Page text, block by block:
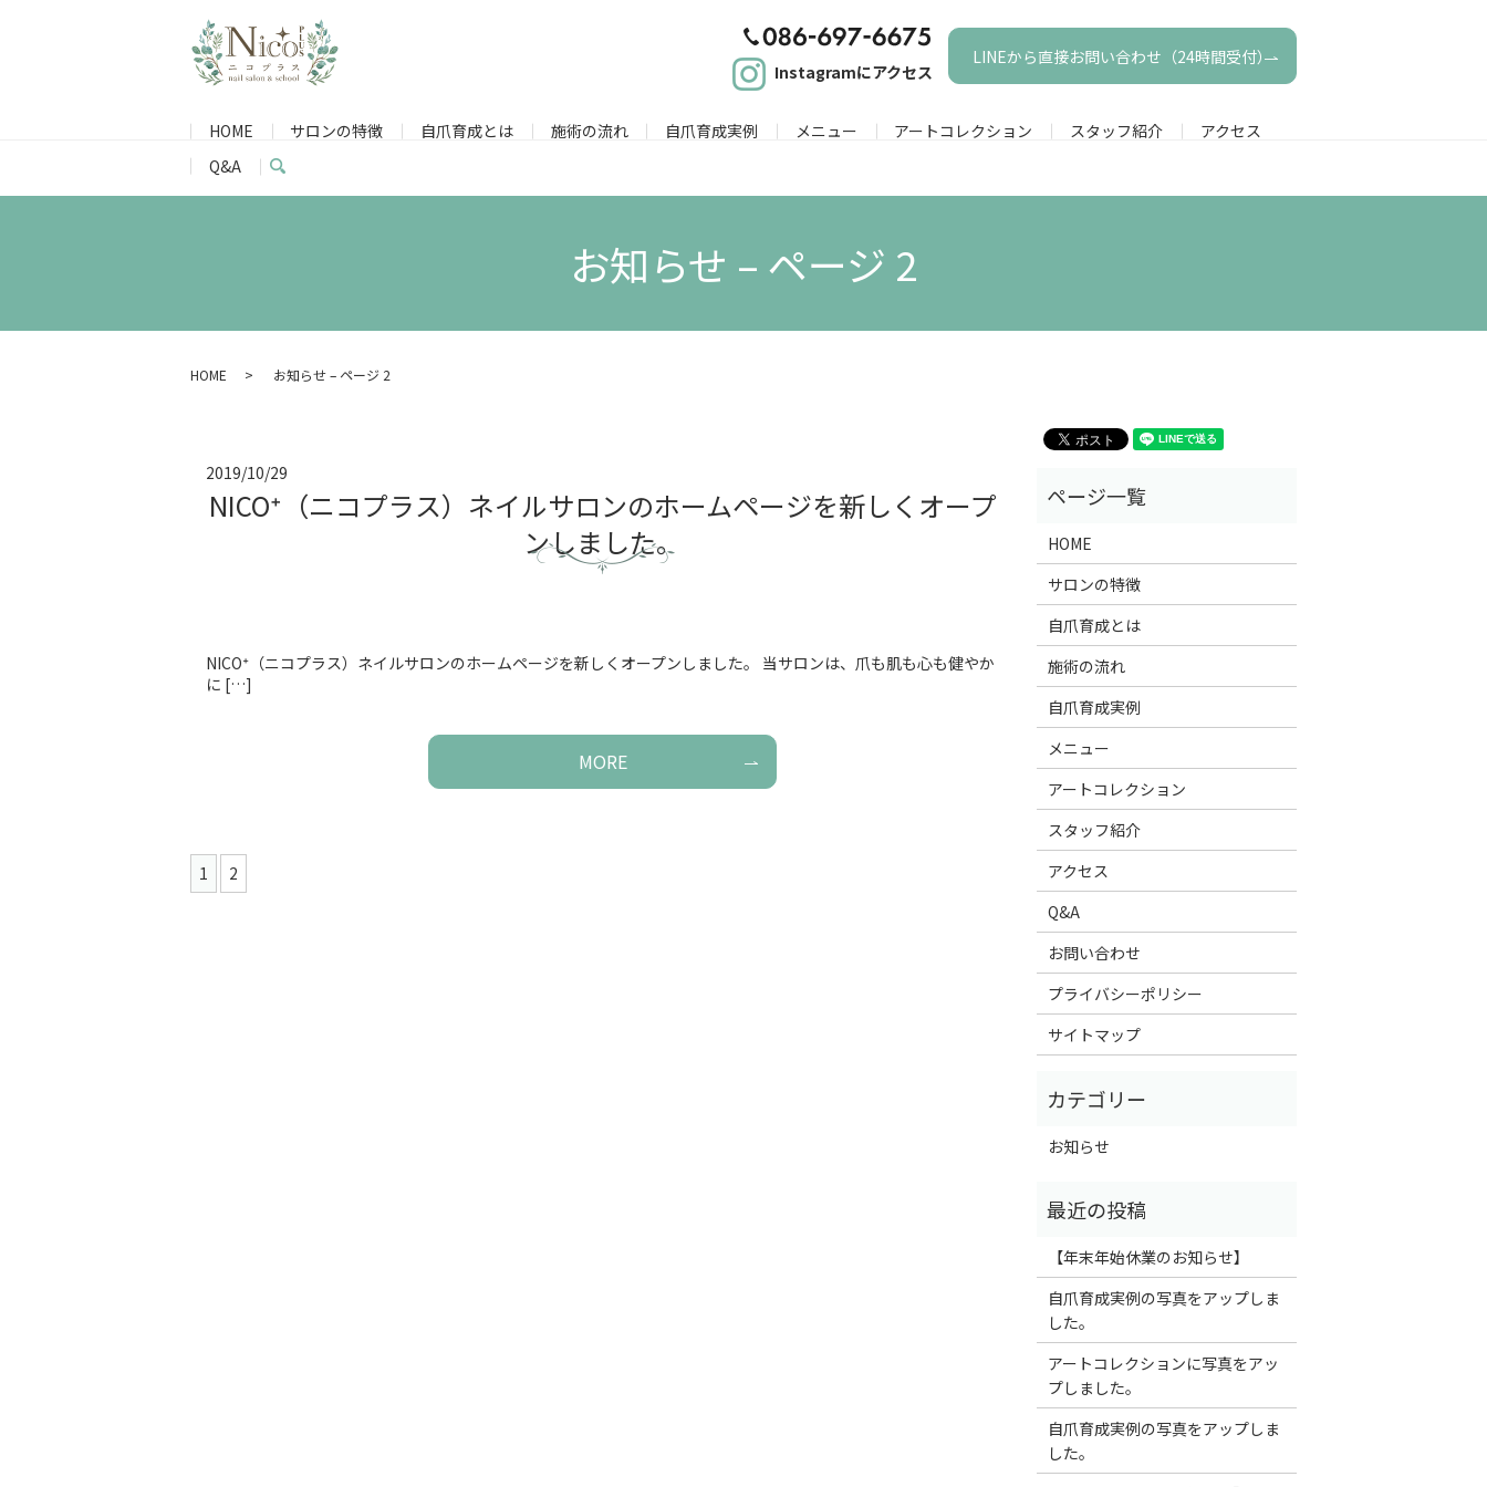
HOME サロンの特徴 自爪育成とは 施術の流れ 自爪育成実例 メニュー アートコレクション スタッフ紹介
アクセス
Q&A
search
Instagramにアクセス
LINEから直接お問い合わせ（24時間受付）
お知らせ – ページ 2
HOME お知らせ – ページ 2
2019/10/29
NICO⁺（ニコプラス）ネイルサロンのホームページを新しくオープ
ンしました。
NICO⁺（ニコプラス）ネイルサロンのホームページを新しくオープンしました。 当サロンは、爪も肌も心も健やか
に […]
MORE
1 2
HOME
サロンの特徴
自爪育成とは
施術の流れ
自爪育成実例
メニュー
アートコレクション
スタッフ紹介
アクセス
Q&A
お問い合わせ
プライバシーポリシー
サイトマップ
お知らせ
【年末年始休業のお知らせ】
自爪育成実例の写真をアップしま
した。
アートコレクションに写真をアッ
プしました。
自爪育成実例の写真をアップしま
した。